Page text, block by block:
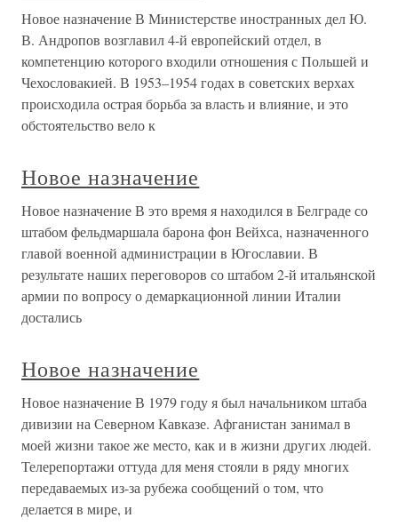
Новое назначение В Министерстве иностранных дел Ю.
В. Андропов возглавил 4-й европейский отдел, в
компетенцию которого входили отношения с Польшей и
Чехословакией. В 1953–1954 годах в советских верхах
происходила острая борьба за власть и влияние, и это
обстоятельство вело к
Новое назначение
Новое назначение В это время я находился в Белграде со
штабом фельдмаршала барона фон Вейхса, назначенного
главой военной администрации в Югославии. В
результате наших переговоров со штабом 2-й итальянской
армии по вопросу о демаркационной линии Италии
достались
Новое назначение
Новое назначение В 1979 году я был начальником штаба
дивизии на Северном Кавказе. Афганистан занимал в
моей жизни такое же место, как и в жизни других людей.
Телерепортажи оттуда для меня стояли в ряду многих
передаваемых из-за рубежа сообщений о том, что
делается в мире, и